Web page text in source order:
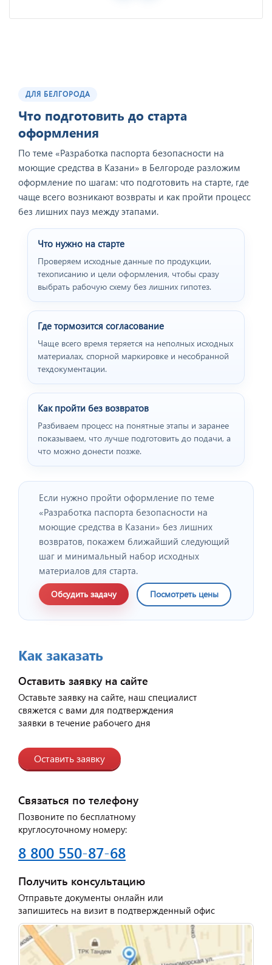
ДЛЯ БЕЛГОРОДА
Что подготовить до старта
оформления
По теме «Разработка паспорта безопасности на
моющие средства в Казани» в Белгороде разложим
оформление по шагам: что подготовить на старте, где
чаще всего возникают возвраты и как пройти процесс
без лишних пауз между этапами.
Что нужно на старте
Проверяем исходные данные по продукции,
техописанию и цели оформления, чтобы сразу
выбрать рабочую схему без лишних гипотез.
Где тормозится согласование
Чаще всего время теряется на неполных исходных
материалах, спорной маркировке и несобранной
техдокументации.
Как пройти без возвратов
Разбиваем процесс на понятные этапы и заранее
показываем, что лучше подготовить до подачи, а
что можно донести позже.
Если нужно пройти оформление по теме
«Разработка паспорта безопасности на
моющие средства в Казани» без лишних
возвратов, покажем ближайший следующий
шаг и минимальный набор исходных
материалов для старта.
Обсудить задачу Посмотреть цены
Как заказать
Оставить заявку на сайте
Оставьте заявку на сайте, наш специалист
свяжется с вами для подтверждения
заявки в течение рабочего дня
Оставить заявку
Связаться по телефону
Позвоните по бесплатному
круглосуточному номеру:
8 800 550-87-68
Получить консультацию
Отправьте документы онлайн или
запишитесь на визит в подтвержденный офис